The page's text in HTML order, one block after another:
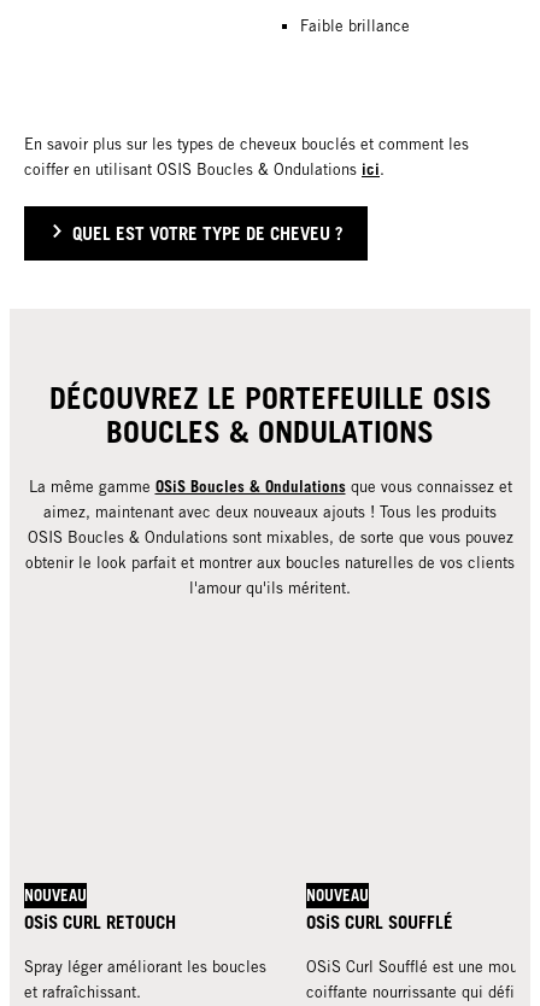
Faible brillance
En savoir plus sur les types de cheveux bouclés et comment les
coiffer en utilisant OSIS Boucles & Ondulations ici.
QUEL EST VOTRE TYPE DE CHEVEU ?
DÉCOUVREZ LE PORTEFEUILLE OSIS
BOUCLES & ONDULATIONS
La même gamme OSiS Boucles & Ondulationsque vous connaissez et
aimez, maintenant avec deux nouveaux ajouts ! Tous les produits
OSIS Boucles & Ondulations sont mixables, de sorte que vous pouvez
obtenir le look parfait et montrer aux boucles naturelles de vos clients
l'amour qu'ils méritent.
NOUVEAU
OSiS CURL RETOUCH
Spray léger améliorant les boucles
et rafraîchissant.
NOUVEAU
OSiS CURL SOUFFLÉ
OSiS Curl Soufflé est une mousse
coiffante nourrissante qui définit